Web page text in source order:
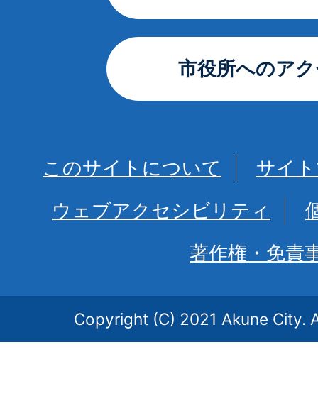
市役所へのア
このサイトについて
サイ
ウェブアクセシビリティ
著作権・免責
Copyright (C) 2021 Akune City.